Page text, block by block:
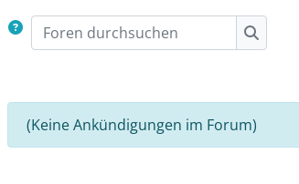
Foren durchsuchen
Foren
(Keine Ankündigungen im Forum)